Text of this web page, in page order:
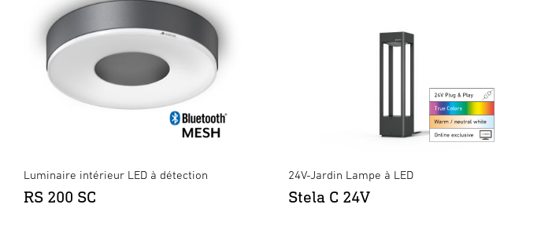
Luminaire intérieur LED à détection
RS 200 SC
24V-Jardin Lampe à LED
Stela C 24V